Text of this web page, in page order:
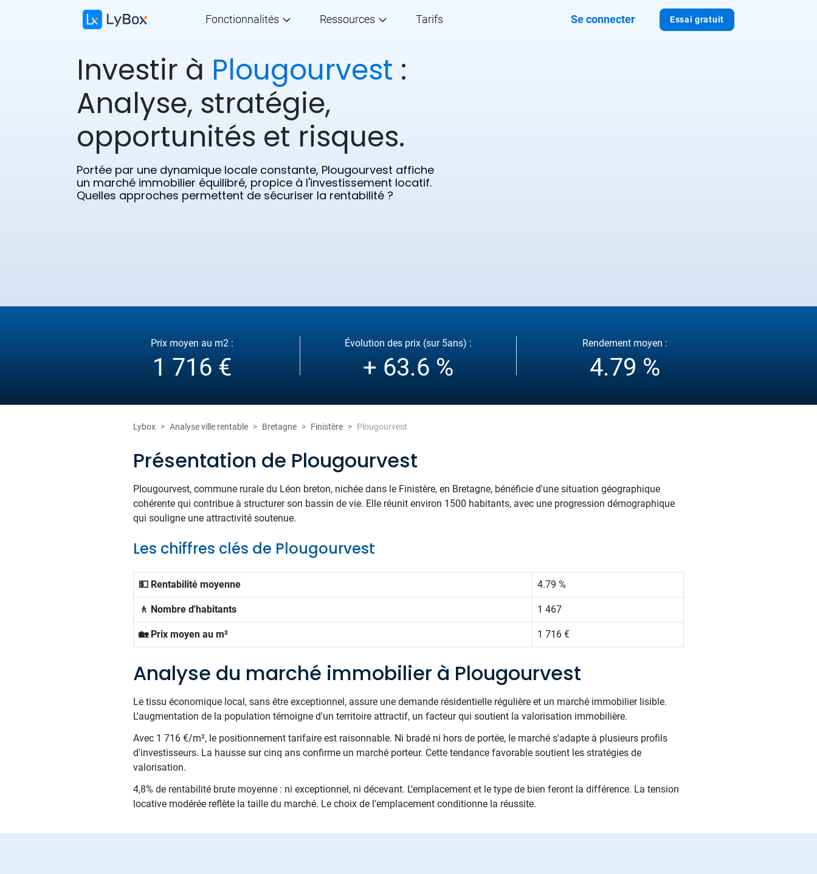
Essai gratuit
Fonctionnalités Ressources Tarifs Se connecter
Investir à Plougourvest :
Analyse, stratégie,
opportunités et risques.
Portée par une dynamique locale constante, Plougourvest affiche
un marché immobilier équilibré, propice à l'investissement locatif.
Quelles approches permettent de sécuriser la rentabilité ?
Prix moyen au m2 :
1 716 €
Évolution des prix (sur 5ans) :
+ 63.6 %
Rendement moyen :
4.79 %
Lybox Analyse ville rentable Bretagne Finistère Plougourvest
Présentation de Plougourvest
Plougourvest, commune rurale du Léon breton, nichée dans le Finistère, en Bretagne, bénéficie d'une situation géographique
cohérente qui contribue à structurer son bassin de vie. Elle réunit environ 1500 habitants, avec une progression démographique
qui souligne une attractivité soutenue.
Les chiffres clés de Plougourvest
💵 Rentabilité moyenne 4.79 %
🚶 Nombre d'habitants 1 467
🏡 Prix moyen au m² 1 716 €
Analyse du marché immobilier à Plougourvest
Le tissu économique local, sans être exceptionnel, assure une demande résidentielle régulière et un marché immobilier lisible.
L'augmentation de la population témoigne d'un territoire attractif, un facteur qui soutient la valorisation immobilière.
Avec 1 716 €/m², le positionnement tarifaire est raisonnable. Ni bradé ni hors de portée, le marché s'adapte à plusieurs profils
d'investisseurs. La hausse sur cinq ans confirme un marché porteur. Cette tendance favorable soutient les stratégies de
valorisation.
4,8% de rentabilité brute moyenne : ni exceptionnel, ni décevant. L'emplacement et le type de bien feront la différence. La tension
locative modérée reflète la taille du marché. Le choix de l'emplacement conditionne la réussite.